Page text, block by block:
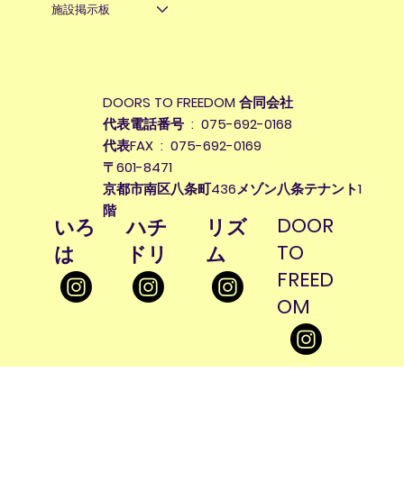
施設掲示板
DOORS TO FREEDOM 合同会社
代表電話番号 : 075-692-0168
代表FAX : 075-692-0169
〒601-8471
京都市南区八条町436メゾン八条テナント1
階
​いろ
は
​ハチ
ドリ
​リズ
ム
DOOR
TO
FREED
OM